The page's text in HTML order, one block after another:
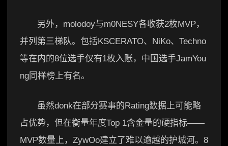
另外，molodoy与m0NESY各收获2枚MVP，
并列第三梯队。包括KSCERATO、NiKo、Techno
等在内的8位选手仅有1枚入账，中国选手JamYou
ng同样榜上有名。
虽然donk在部分赛事的Rating数据上可能略
占优势，但在衡量年度Top 1含金量的硬指标——
MVP数量上，ZywOo建立了难以逾越的护城河。8